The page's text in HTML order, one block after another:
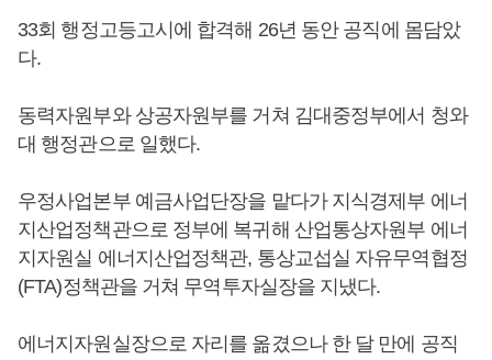
33회 행정고등고시에 합격해 26년 동안 공직에 몸담았
다.
동력자원부와 상공자원부를 거쳐 김대중정부에서 청와
대 행정관으로 일했다.
우정사업본부 예금사업단장을 맡다가 지식경제부 에너
지산업정책관으로 정부에 복귀해 산업통상자원부 에너
지자원실 에너지산업정책관, 통상교섭실 자유무역협정
(FTA)정책관을 거쳐 무역투자실장을 지냈다.
에너지자원실장으로 자리를 옮겼으나 한 달 만에 공직